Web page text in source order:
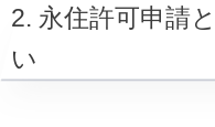
2. 永住許可申請
い